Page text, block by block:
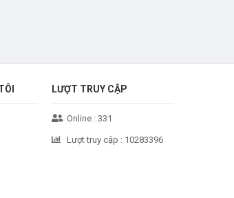
LƯỢT TRUY CẬP
Online : 331
Lượt truy cập : 10283396